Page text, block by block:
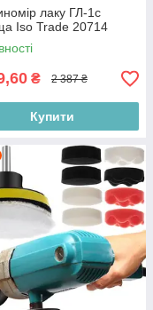
лаку ГЛ-1с
Iso Trade 20714
₴ 2 387 ₴
Купити